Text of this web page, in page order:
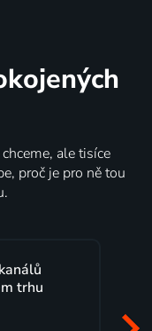
ale tisíce
proč je pro ně tou
let s
výběr
TV na